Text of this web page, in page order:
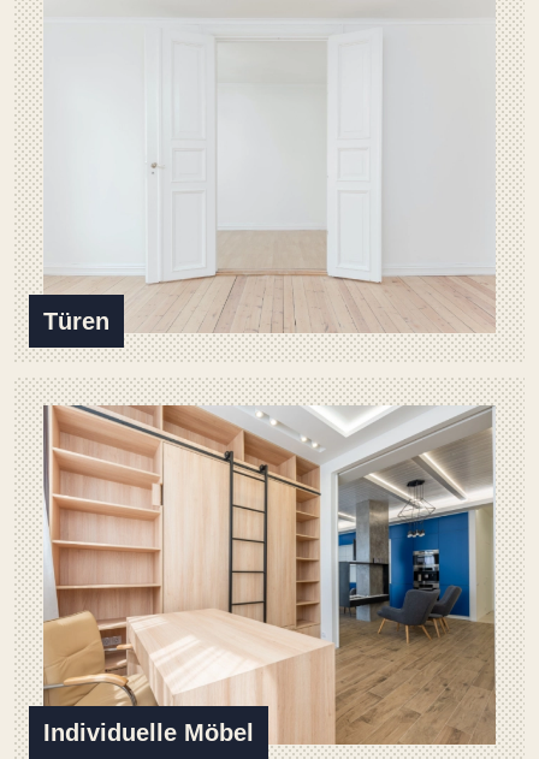
Türen
Individuelle Möbel